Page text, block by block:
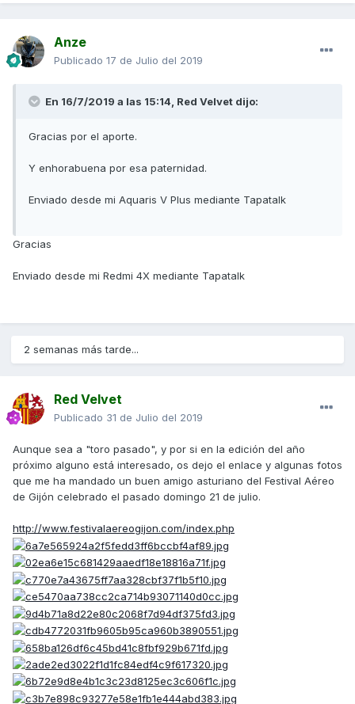
Anze
Publicado 17 de Julio del 2019
En 16/7/2019 a las 15:14, Red Velvet dijo:
Gracias por el aporte.
Y enhorabuena por esa paternidad.
Enviado desde mi Aquaris V Plus mediante Tapatalk
Gracias
Enviado desde mi Redmi 4X mediante Tapatalk
2 semanas más tarde...
Red Velvet
Publicado 31 de Julio del 2019
Aunque sea a "toro pasado", y por si en la edición del año
próximo alguno está interesado, os dejo el enlace y algunas fotos
que me ha mandado un buen amigo asturiano del Festival Aéreo
de Gijón celebrado el pasado domingo 21 de julio.
http://www.festivalaereogijon.com/index.php